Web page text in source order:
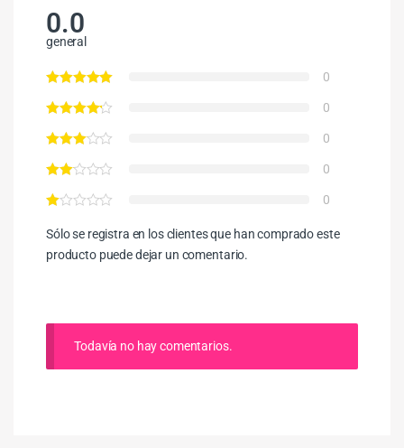
0.0
general
0
0
0
0
0
Sólo se registra en los clientes que han comprado este
producto puede dejar un comentario.
Todavía no hay comentarios.